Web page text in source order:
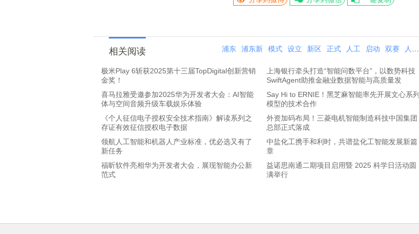
相关阅读 浦东 浦东新 模式 设立 新区 正式 人工 启动 双赛 人工智能
极米Play 6斩获2025第十三届TopDigital创新营销
金奖！
上海银行牵头打造“智能问数平台”，以数势科技
SwiftAgent助推金融业数据智能与高质量发
喜马拉雅受邀参加2025华为开发者大会：AI智能
体与空间音频升级车载娱乐体验
Say Hi to ERNIE！黑芝麻智能率先开展文心系列
模型的技术合作
《个人征信电子授权安全技术指南》解读系列之
存证有效征信授权电子数据
外资加码布局！三菱电机智能制造科技中国集团
总部正式落成
领航人工智能和机器人产业标准，优必选又有了
新任务
中盐化工携手和利时，共谱盐化工智能发展新篇
章
福昕软件亮相华为开发者大会，展现智能办公新
范式
益诺思南通二期项目启用暨 2025 科学日活动圆
满举行